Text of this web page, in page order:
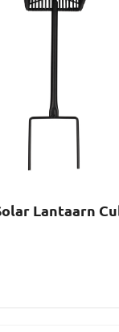
Lantaarn